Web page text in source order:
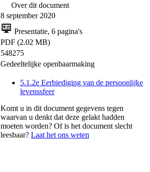
Over dit document
8 september 2020
Presentatie, 6 pagina's
PDF (2.02 MB)
548275
Gedeeltelijke openbaarmaking
5.1.2e Eerbiediging van de persoonlijke
levenssfeer
Komt u in dit document gegevens tegen
waarvan u denkt dat deze gelakt hadden
moeten worden? Of is het document slecht
leesbaar? Laat het ons weten